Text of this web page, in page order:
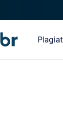
Plagiat